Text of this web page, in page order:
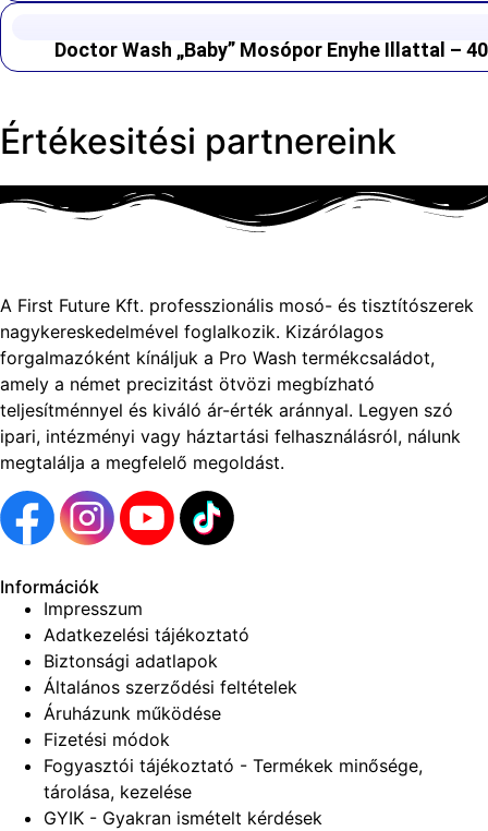
Doctor Wash „Baby” Mosópor Enyhe Illattal –
Értékesitési partnereink
A First Future Kft. professzionális mosó- és tisztítószerek
nagykereskedelmével foglalkozik. Kizárólagos
forgalmazóként kínáljuk a Pro Wash termékcsaládot,
amely a német precizitást ötvözi megbízható
teljesítménnyel és kiváló ár-érték aránnyal. Legyen szó
ipari, intézményi vagy háztartási felhasználásról, nálunk
megtalálja a megfelelő megoldást.
Információk
Impresszum
Adatkezelési tájékoztató
Biztonsági adatlapok
Általános szerződési feltételek
Áruházunk működése
Fizetési módok
Fogyasztói tájékoztató - Termékek minősége,
tárolása, kezelése
GYIK - Gyakran ismételt kérdések